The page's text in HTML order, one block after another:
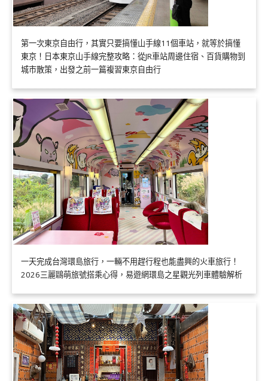
第一次東京自由行，其實只要搞懂山手線11個車站，就等於搞懂
東京！日本東京山手線完整攻略：從JR車站周邊住宿、百貨購物到
城市散策，出發之前一篇複習東京自由行
一天完成台灣環島旅行，一輛不用趕行程也能盡興的火車旅行！
2026三麗鷗萌旅號搭乘心得，易遊網環島之星觀光列車體驗解析